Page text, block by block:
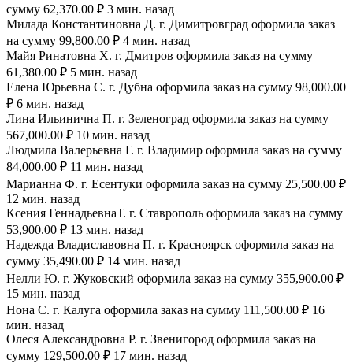
сумму 62,370.00 ₽ 3 мин. назад
Милада Константиновна Д. г. Димитровград оформила заказ
на сумму 99,800.00 ₽ 4 мин. назад
Майя Ринатовна Х. г. Дмитров оформила заказ на сумму
61,380.00 ₽ 5 мин. назад
Елена Юрьевна С. г. Дубна оформила заказ на сумму 98,000.00
₽ 6 мин. назад
Лина Ильинична П. г. Зеленоград оформила заказ на сумму
567,000.00 ₽ 10 мин. назад
Людмила Валерьевна Г. г. Владимир оформила заказ на сумму
84,000.00 ₽ 11 мин. назад
Марианна Ф. г. Есентуки оформила заказ на сумму 25,500.00 ₽
12 мин. назад
Ксения ГеннадьевнаТ. г. Ставрополь оформила заказ на сумму
53,900.00 ₽ 13 мин. назад
Надежда Владиславовна П. г. Красноярск оформила заказ на
сумму 35,490.00 ₽ 14 мин. назад
Нелли Ю. г. Жуковский оформила заказ на сумму 355,900.00 ₽
15 мин. назад
Нона С. г. Калуга оформила заказ на сумму 111,500.00 ₽ 16
мин. назад
Олеся Александровна Р. г. Звенигород оформила заказ на
сумму 129,500.00 ₽ 17 мин. назад